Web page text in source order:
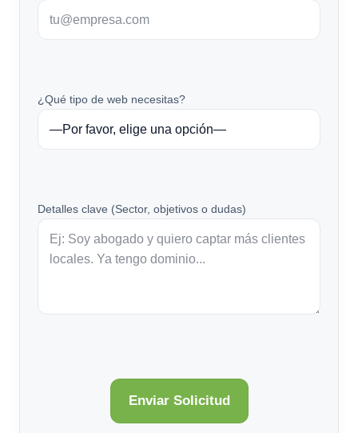
¿Qué tipo de web necesitas?
Detalles clave (Sector, objetivos o dudas)